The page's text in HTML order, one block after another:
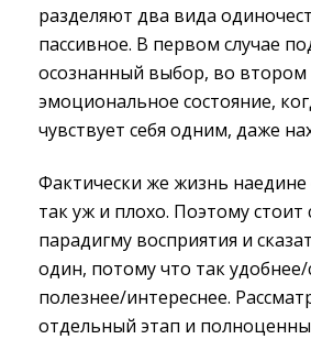
разделяют два вида
пассивное. В первом случае
осознанный выбор, во втором
эмоциональное состояние,
чувствует себя одним, даже
Фактически же жизнь наедине
так уж и плохо. Поэтому стоит
парадигму восприятия и
один, потому что так
полезнее/интереснее.
отдельный этап и